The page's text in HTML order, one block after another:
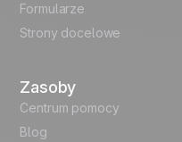
Español
Formularze
Strony docelowe
Zasoby
Centrum pomocy
Blog